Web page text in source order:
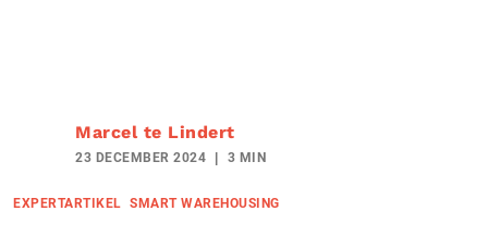
Marcel te Lindert
23 DECEMBER 2024 3 MIN
EXPERTARTIKEL SMART WAREHOUSING